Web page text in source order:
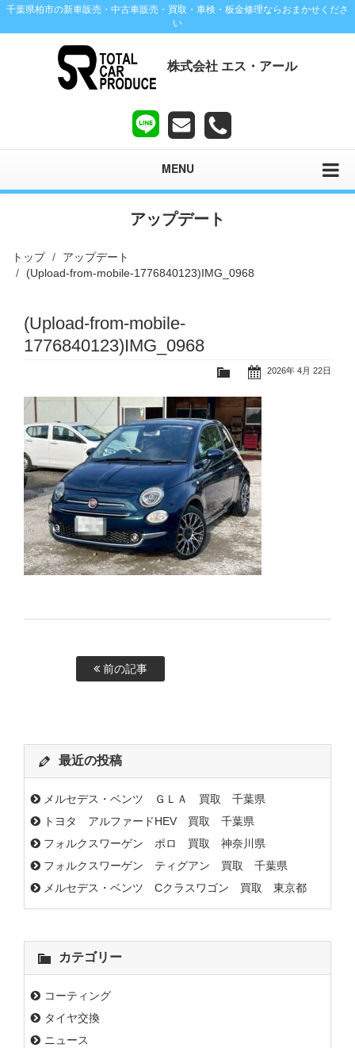
千葉県柏市の新車販売・中古車販売・買取・車検・板金修理ならおまかせくださ
い
株式会社 エス・アール
MENU
アップデート
トップ
アップデート
(Upload-from-mobile-1776840123)IMG_0968
(Upload-from-mobile-
1776840123)IMG_0968
2026年 4月 22日
前の記事
最近の投稿
メルセデス・ベンツ ＧＬＡ 買取 千葉県
トヨタ アルファードHEV 買取 千葉県
フォルクスワーゲン ポロ 買取 神奈川県
フォルクスワーゲン ティグアン 買取 千葉県
メルセデス・ベンツ Cクラスワゴン 買取 東京都
カテゴリー
コーティング
タイヤ交換
ニュース